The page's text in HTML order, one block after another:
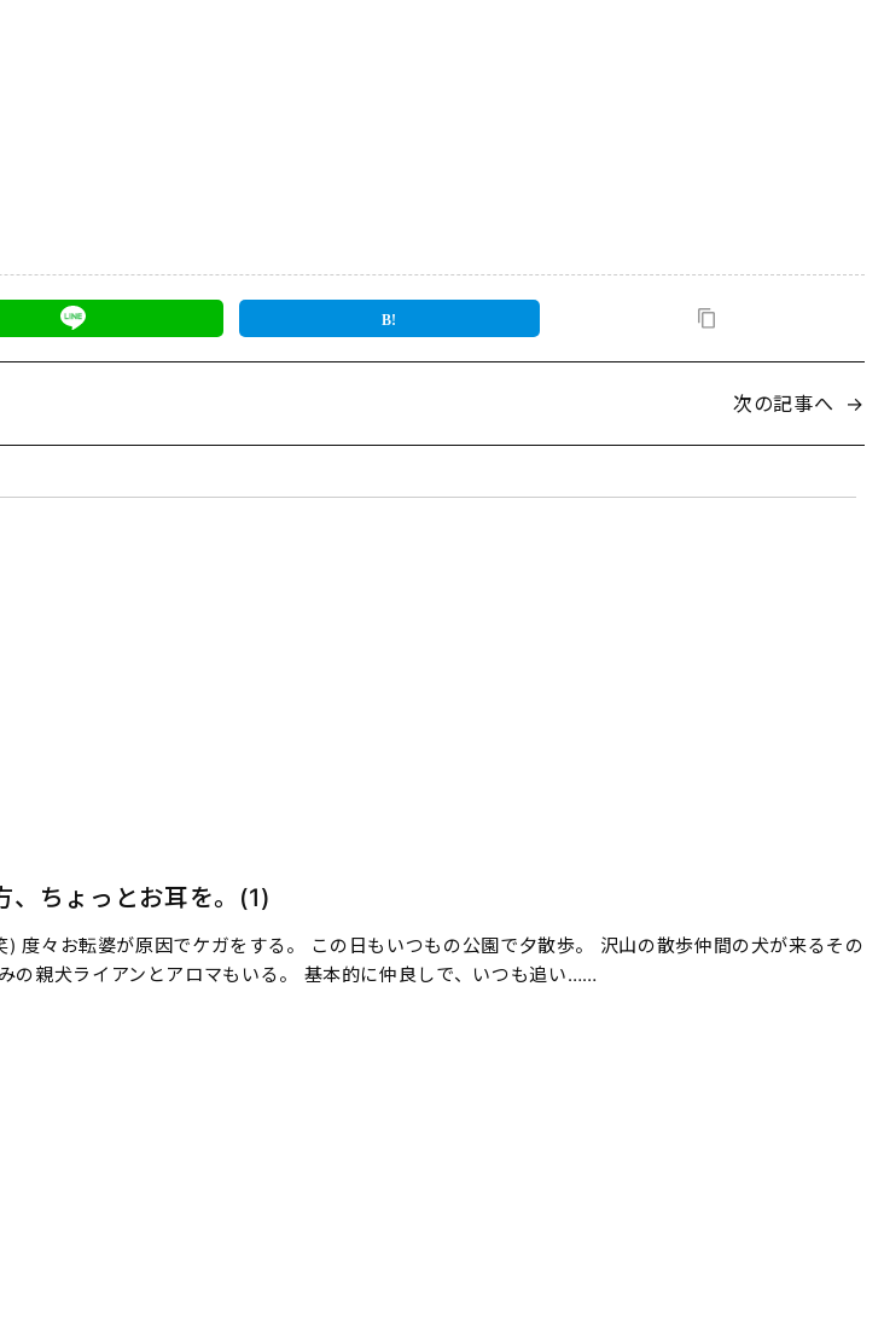
次の記事へ →
、ちょっとお耳を。(1)
) 度々お転婆が原因でケガをする。 この日もいつもの公園で夕散歩。 沢山の散歩仲間の犬が来るその
の親犬ライアンとアロマもいる。 基本的に仲良しで、いつも追い……